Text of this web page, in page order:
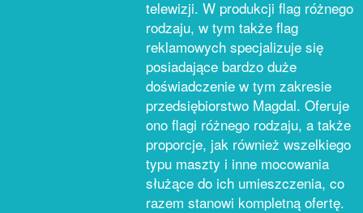
telewizji. W produkcji flag różnego
rodzaju, w tym także flag
reklamowych specjalizuje się
posiadające bardzo duże
doświadczenie w tym zakresie
przedsiębiorstwo Magdal. Oferuje
ono flagi różnego rodzaju, a także
proporcje, jak również wszelkiego
typu maszty i inne mocowania
służące do ich umieszczenia, co
razem stanowi kompletną ofertę.